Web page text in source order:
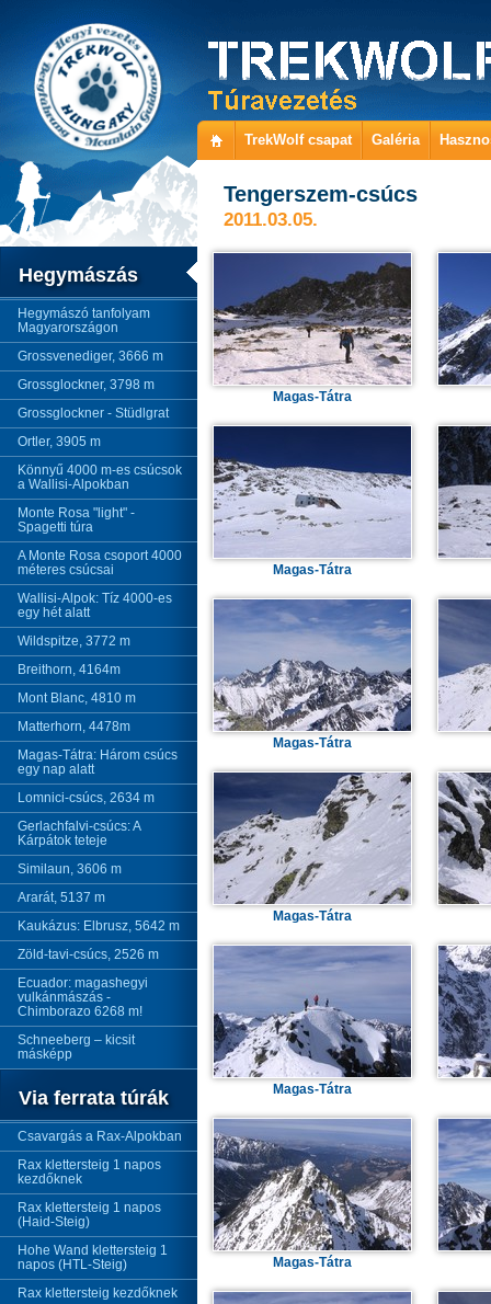
TrekWolf csapat Galéria
Hegymászás
Hegymászó tanfolyam
Magyarországon
Grossvenediger, 3666 m
Grossglockner, 3798 m
Grossglockner - Stüdlgrat
Ortler, 3905 m
Könnyű 4000 m-es csúcsok
a Wallisi-Alpokban
Monte Rosa "light" -
Spagetti túra
A Monte Rosa csoport 4000
méteres csúcsai
Wallisi-Alpok: Tíz 4000-es
egy hét alatt
Wildspitze, 3772 m
Breithorn, 4164m
Mont Blanc, 4810 m
Matterhorn, 4478m
Magas-Tátra: Három csúcs
egy nap alatt
Lomnici-csúcs, 2634 m
Gerlachfalvi-csúcs: A
Kárpátok teteje
Similaun, 3606 m
Ararát, 5137 m
Kaukázus: Elbrusz, 5642 m
Zöld-tavi-csúcs, 2526 m
Ecuador: magashegyi
vulkánmászás -
Chimborazo 6268 m!
Schneeberg – kicsit
másképp
Via ferrata túrák
Csavargás a Rax-Alpokban
Rax klettersteig 1 napos
kezdőknek
Rax klettersteig 1 napos
(Haid-Steig)
Hohe Wand klettersteig 1
napos (HTL-Steig)
Rax klettersteig kezdőknek
Tengerszem-csúcs
2011.03.05.
Magas-Tátra
Magas-Tátra
Magas-Tátra
Magas-Tátra
Magas-Tátra
Magas-Tátra